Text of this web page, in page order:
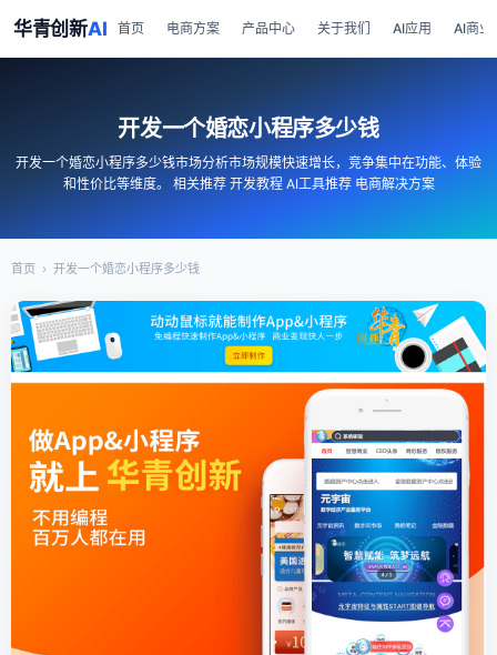
华青创新AI 首页 电商方案 产品中心 关于我们 AI应用 AI商业
开发一个婚恋小程序多少钱
开发一个婚恋小程序多少钱市场分析市场规模快速增长，竞争集中在功能、体验
和性价比等维度。 相关推荐 开发教程 AI工具推荐 电商解决方案
首页 › 开发一个婚恋小程序多少钱